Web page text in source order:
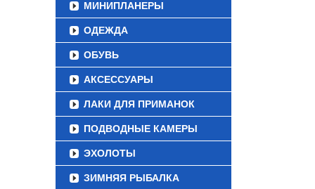
МИНИПЛАНЕРЫ
ОДЕЖДА
ОБУВЬ
АКСЕССУАРЫ
ЛАКИ ДЛЯ ПРИМАНОК
ПОДВОДНЫЕ КАМЕРЫ
ЭХОЛОТЫ
ЗИМНЯЯ РЫБАЛКА